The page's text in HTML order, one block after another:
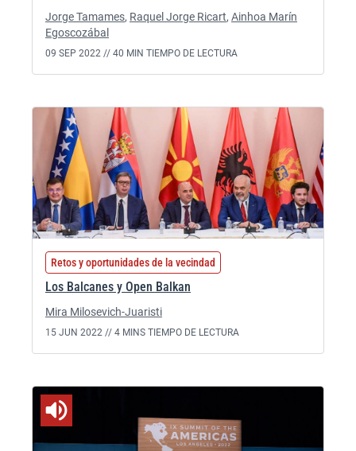
Jorge Tamames, Raquel Jorge Ricart, Ainhoa Marín
Egoscozábal
09 SEP 2022 // 40 MIN TIEMPO DE LECTURA
Retos y oportunidades de la vecindad
Los Balcanes y Open Balkan
Mira Milosevich-Juaristi
15 JUN 2022 // 4 MINS TIEMPO DE LECTURA